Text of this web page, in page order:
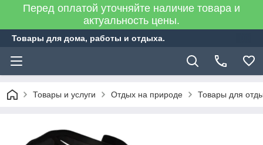
Перед оплатой уточняйте наличие товара и
актуальность цены.
Товары для дома, работы и отдыха.
Товары и услуги Отдых на природе Товары для